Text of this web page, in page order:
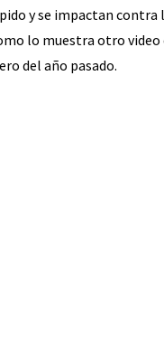
y se impactan contra
lo muestra otro video
del año pasado.